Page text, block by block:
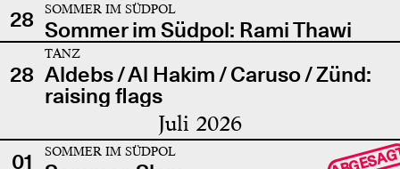
28
SOMMER IM SÜDPOL
Sommer im Südpol: Rami Thawi
28
TANZ
Aldebs / Al Hakim / Caruso / Zünd:
raising flags
Juli 2026
01 SOMMER IM SÜDPOL